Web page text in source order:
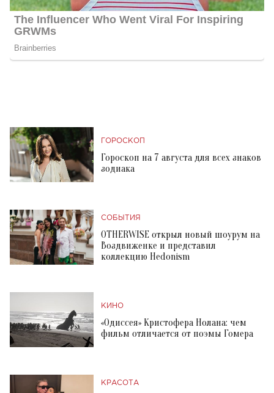
ГОРОСКОП
Гороскоп на 7 августа для всех знаков
зодиака
СОБЫТИЯ
OTHERWISE открыл новый шоурум на
Воздвиженке и представил
коллекцию Hedonism
КИНО
«Одиссея» Кристофера Нолана: чем
фильм отличается от поэмы Гомера
КРАСОТА